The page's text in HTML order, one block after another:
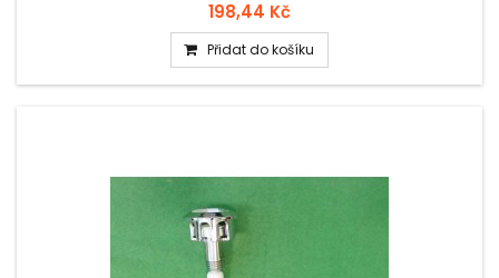
198,44 Kč
Přidat do košíku